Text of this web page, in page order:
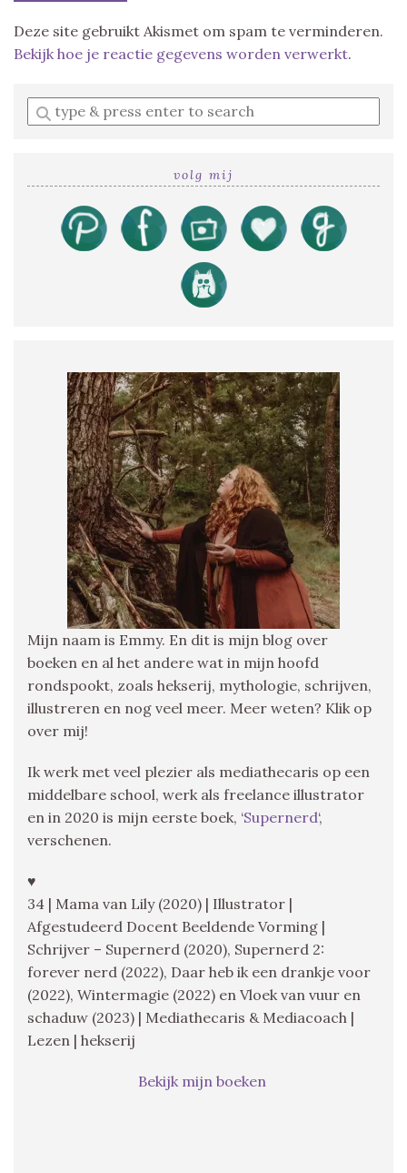
Deze site gebruikt Akismet om spam te verminderen.
Bekijk hoe je reactie gegevens worden verwerkt.
Enter
a
volg mij
Mijn naam is Emmy. En dit is mijn blog over
boeken en al het andere wat in mijn hoofd
rondspookt, zoals hekserij, mythologie, schrijven,
illustreren en nog veel meer. Meer weten? Klik op
over mij!
Ik werk met veel plezier als mediathecaris op een
middelbare school, werk als freelance illustrator
en in 2020 is mijn eerste boek, ‘Supernerd‘,
verschenen.
♥
34 | Mama van Lily (2020) | Illustrator |
Afgestudeerd Docent Beeldende Vorming |
Schrijver – Supernerd (2020), Supernerd 2:
forever nerd (2022), Daar heb ik een drankje voor
(2022), Wintermagie (2022) en Vloek van vuur en
schaduw (2023) | Mediathecaris & Mediacoach |
Lezen | hekserij
Bekijk mijn boeken